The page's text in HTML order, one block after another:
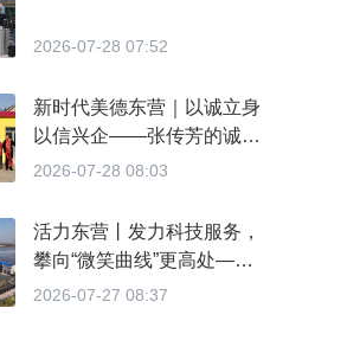
2026-07-28 07:52
新时代美德东营｜以诚立身
以信兴企——张传芳的诚信
人生
2026-07-28 08:03
活力东营丨发力科技服务，
攀向“微笑曲线”更高处——
推进服务业扩能提质述评④
2026-07-27 08:37